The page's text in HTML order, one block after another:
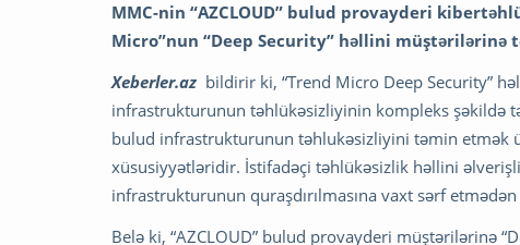
MMC-nin “AZCLOUD” bulud provayderi
Micro”nun “Deep Security” həllini müştərilərinə
Xeberler.az bildirir ki, “Trend Micro Deep Security”
infrastrukturunun təhlükəsizliyinin kompleks şəkildə
bulud infrastrukturunun təhlukəsizliyini təmin etmək
xüsusiyyətləridir. İstifadəçi təhlükəsizlik həllini əlverişli
infrastrukturunun quraşdırılmasına vaxt sərf
Belə ki, “AZCLOUD” bulud provayderi müştərilərinə